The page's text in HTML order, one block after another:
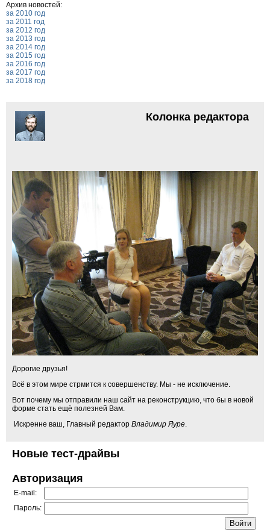
Колонка редактора
Дорогие друзья!
Всё в этом мире стрмится к совершенству. Мы - не исключение.
Вот почему мы отправили наш сайт на реконструкцию, что бы в новой
форме стать ещё полезней Вам.
Искренне ваш, Главный редактор Владимир Яуре.
Новые тест-драйвы
Архив новостей:
за 2010 год
за 2011 год
за 2012 год
за 2013 год
за 2014 год
за 2015 год
за 2016 год
за 2017 год
за 2018 год
Авторизация
E-mail:
Пароль: